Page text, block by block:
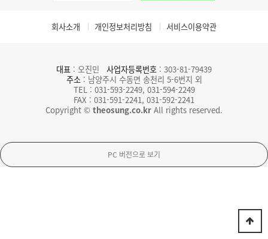
회사소개 개인정보처리방침 서비스이용약관
대표 : 오진민 사업자등록번호 : 303-81-79439
주소: 남양주시 수동면 송천리 5-6번지 외
TEL : 031-593-2249, 031-594-2249
FAX : 031-591-2241, 031-592-2241
Copyright © theosung.co.kr All rights reserved.
PC 버전으로 보기